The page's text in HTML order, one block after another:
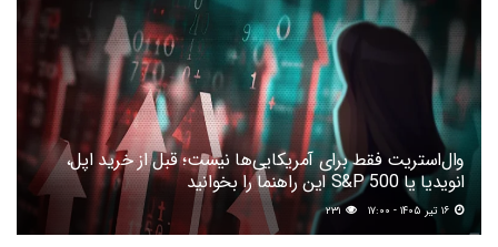
وال‌استریت فقط برای آمریکایی‌ها نیست؛ قبل از خرید اپل،
انویدیا یا S&P 500 این راهنما را بخوانید
۲۳۱